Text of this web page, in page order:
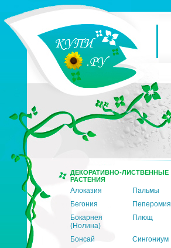
ДЕКОРАТИВНО-ЛИСТВЕННЫЕ
РАСТЕНИЯ
Алоказия
Пальмы
Бегония
Пеперомия
Бокарнея
(Нолина)
Плющ
Бонсай
Сингониум